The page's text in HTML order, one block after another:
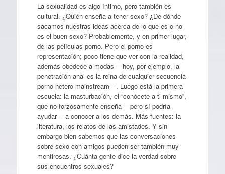
La sexualidad es algo íntimo, pero también es
cultural. ¿Quién enseña a tener sexo? ¿De dónde
sacamos nuestras ideas acerca de lo que es o no
es el buen sexo? Probablemente, y en primer lugar,
de las películas porno. Pero el porno es
representación; poco tiene que ver con la realidad,
además obedece a modas —hoy, por ejemplo, la
penetración anal es la reina de cualquier secuencia
porno hetero mainstream—. Luego está la primera
escuela: la masturbación, el “conócete a ti mismo”,
que no forzosamente enseña —pero sí podría
ayudar— a conocer a los demás. Más fuentes: la
literatura, los relatos de las amistades. Y sin
embargo bien sabemos que las conversaciones
sobre sexo con amigos pueden ser también muy
mentirosas. ¿Cuánta gente dice la verdad sobre
sus encuentros sexuales?